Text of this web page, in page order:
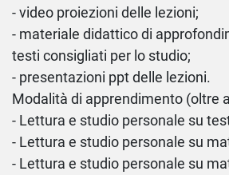
- video proiezioni delle lezioni;
- materiale didattico di
testi consigliati per lo studio;
- presentazioni ppt delle lezioni.
Modalità di apprendimento (oltre
- Lettura e studio personale su
- Lettura e studio personale su
- Lettura e studio personale su